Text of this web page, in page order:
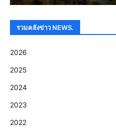
รวมคลังข่าว NEWS.
2026
2025
2024
2023
2022